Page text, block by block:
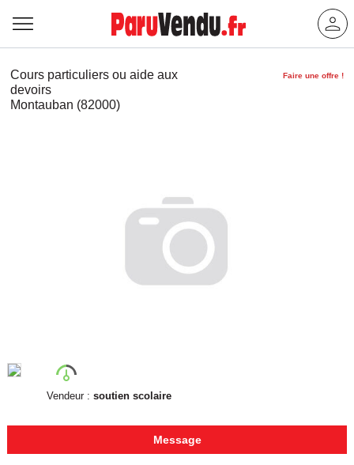
Cours particuliers ou aide aux
devoirs
Montauban (82000)
Faire une offre !
Vendeur : soutien scolaire
Message